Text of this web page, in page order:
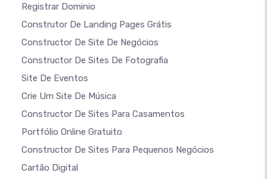
Registrar Dominio
Construtor De Landing Pages Grátis
Constructor De Site De Negócios
Constructor De Sites De Fotografia
Site De Eventos
Crie Um Site De Música
Constructor De Sites Para Casamentos
Portfólio Online Gratuito
Constructor De Sites Para Pequenos Negócios
Cartão Digital